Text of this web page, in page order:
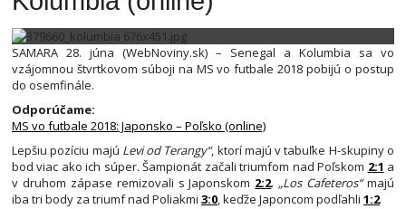
SAMARA 28. júna (WebNoviny.sk) – Senegal a Kolumbia sa vo
vzájomnou štvrtkovom súboji na MS vo futbale 2018 pobijú o postup
do osemfinále.
Odporúčame:
MS vo futbale 2018: Japonsko – Poľsko (online)
Lepšiu pozíciu majú Levi od Terangy“, ktorí majú v tabuľke H-skupiny o
bod viac ako ich súper. Šampionát začali triumfom nad Poľskom 2:1 a
v druhom zápase remizovali s Japonskom 2:2. „Los Cafeteros“majú
iba tri body za triumf nad Poliakmi 3:0, keďže Japoncom podľahli 1:2